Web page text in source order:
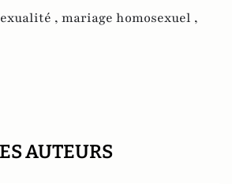
, mariage homosexuel ,
AUTEURS